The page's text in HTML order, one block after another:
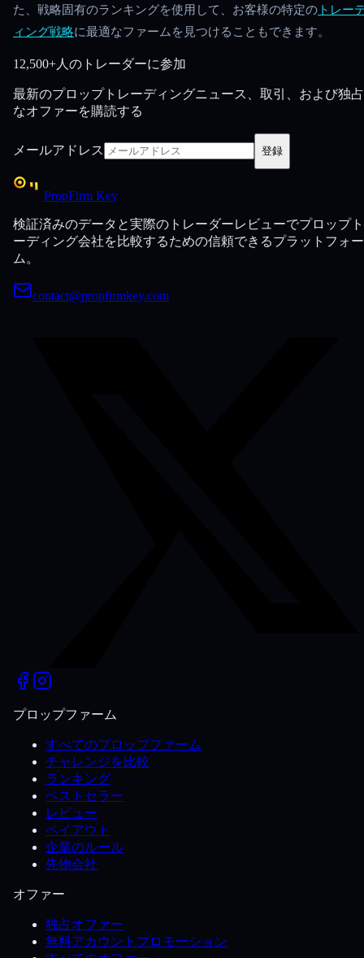
た、戦略固有のランキングを使用して、お客様の特定の トレー
ィング戦略に最適なファームを見つけることもできます。
12,500+人のトレーダーに参加
最新のプロップトレーディングニュース、取引、および独
なオファーを購読する
メールアドレス 登録
PropFirm Key
検証済みのデータと実際のトレーダーレビューでプロップ
ーディング会社を比較するための信頼できるプラットフォー
ム。
contact@propfirmkey.com
プロップファーム
すべてのプロップファーム
チャレンジを比較
ランキング
ベストセラー
レビュー
ペイアウト
企業のルール
先物会社
オファー
独占オファー
無料アカウントプロモーション